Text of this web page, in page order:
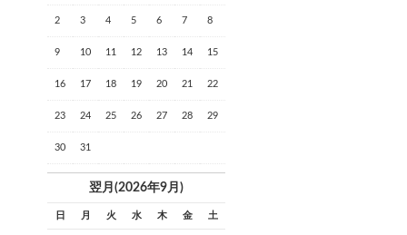
2 3 4 5 6 7 8
9 10 11 12 13 14 15
16 17 18 19 20 21 22
23 24 25 26 27 28 29
30 31
翌月(2026年9月)
日 月 火 水 木 金 土